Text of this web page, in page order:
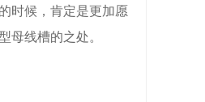
时候，肯定是更加愿
线槽的之处。